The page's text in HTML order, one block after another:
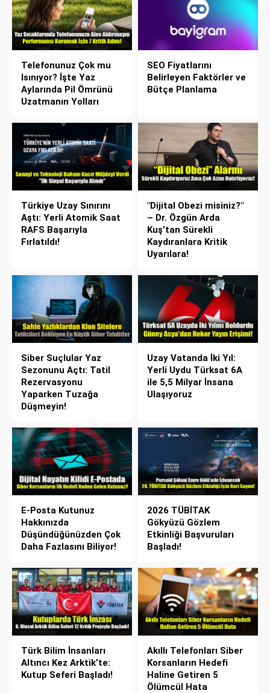
Telefonunuz Çok mu
Isınıyor? İşte Yaz
Aylarında Pil Ömrünü
Uzatmanın Yolları
SEO Fiyatlarını
Belirleyen Faktörler ve
Bütçe Planlama
Türkiye Uzay Sınırını
Aştı: Yerli Atomik Saat
RAFS Başarıyla
Fırlatıldı!
"Dijital Obezi misiniz?"
– Dr. Özgün Arda
Kuş’tan Sürekli
Kaydıranlara Kritik
Uyarılara!
Siber Suçlular Yaz
Sezonunu Açtı: Tatil
Rezervasyonu
Yaparken Tuzağa
Düşmeyin!
Uzay Vatanda İki Yıl:
Yerli Uydu Türksat 6A
ile 5,5 Milyar İnsana
Ulaşıyoruz
E-Posta Kutunuz
Hakkınızda
Düşündüğünüzden Çok
Daha Fazlasını Biliyor!
2026 TÜBİTAK
Gökyüzü Gözlem
Etkinliği Başvuruları
Başladı!
Türk Bilim İnsanları
Altıncı Kez Arktik’te:
Kutup Seferi Başladı!
Akıllı Telefonları Siber
Korsanların Hedefi
Haline Getiren 5
Ölümcül Hata